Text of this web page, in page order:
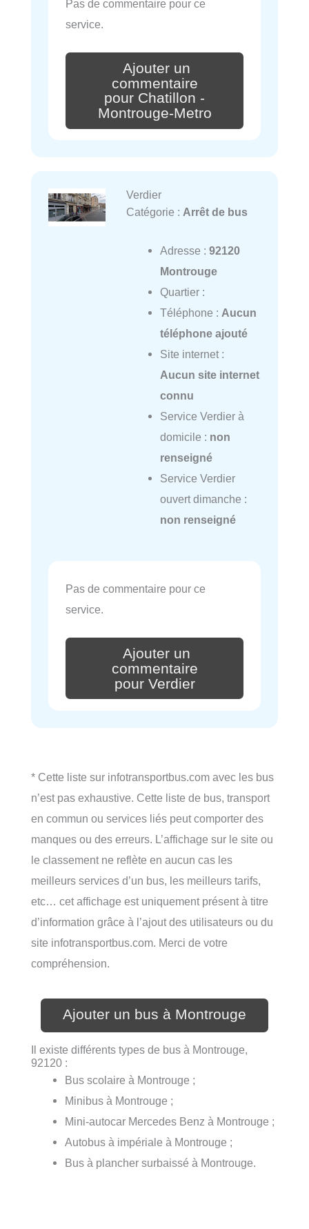
Pas de commentaire pour ce
service.
Ajouter un
commentaire
pour Chatillon -
Montrouge-Metro
Verdier
Catégorie : Arrêt de bus
Adresse : 92120
Montrouge
Quartier :
Téléphone : Aucun
téléphone ajouté
Site internet :
Aucun site internet
connu
Service Verdier à
domicile : non
renseigné
Service Verdier
ouvert dimanche :
non renseigné
Pas de commentaire pour ce
service.
Ajouter un
commentaire
pour Verdier
* Cette liste sur infotransportbus.com avec les bus
n’est pas exhaustive. Cette liste de bus, transport
en commun ou services liés peut comporter des
manques ou des erreurs. L’affichage sur le site ou
le classement ne reflète en aucun cas les
meilleurs services d’un bus, les meilleurs tarifs,
etc… cet affichage est uniquement présent à titre
d’information grâce à l’ajout des utilisateurs ou du
site infotransportbus.com. Merci de votre
compréhension.
Ajouter un bus à Montrouge
Il existe différents types de bus à Montrouge,
92120 :
Bus scolaire à Montrouge ;
Minibus à Montrouge ;
Mini-autocar Mercedes Benz à Montrouge ;
Autobus à impériale à Montrouge ;
Bus à plancher surbaissé à Montrouge.